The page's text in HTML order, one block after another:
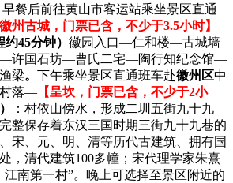
早餐后前往黄山市客运站乘坐景区直通
徽州古城，门票已含，不少于3.5小时】
45分钟） 徽园入口—仁和楼—古城墙
许国石坊—曹氏二宅—陶行知纪念馆—
梁。 下午乘坐景区直通班车赴徽州区中
村落— 【呈坎，门票已含，不少于2小
：村依山傍水，形成二圳五街九十九
整保存着东汉三国时期三街九十九巷的
宋、元、明、清等历代古建筑、拥有国
，清代建筑100多幢；宋代理学家朱熹
江南第一村”。晚上可选择至景区附近的